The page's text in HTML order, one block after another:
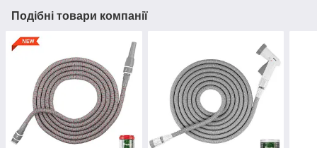
Подібні товари компанії